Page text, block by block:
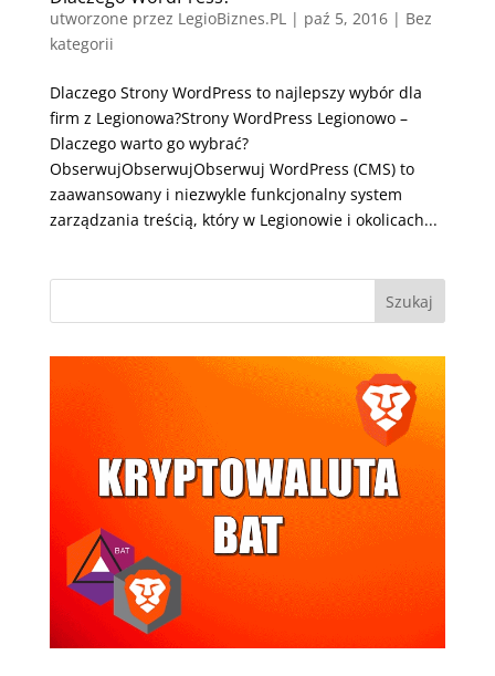
utworzone przez LegioBiznes.PL| paź 5, 2016| Bez
kategorii
Dlaczego Strony WordPress to najlepszy wybór dla
firm z Legionowa?Strony WordPress Legionowo –
Dlaczego warto go wybrać?
ObserwujObserwujObserwuj WordPress (CMS) to
zaawansowany i niezwykle funkcjonalny system
zarządzania treścią, który w Legionowie i okolicach...